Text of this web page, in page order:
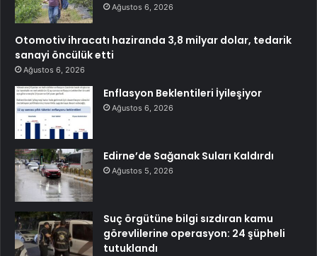
Ağustos 6, 2026
Otomotiv ihracatı haziranda 3,8 milyar dolar, tedarik
sanayi öncülük etti
Ağustos 6, 2026
Enflasyon Beklentileri İyileşiyor
Ağustos 6, 2026
Edirne’de Sağanak Suları Kaldırdı
Ağustos 5, 2026
Suç örgütüne bilgi sızdıran kamu
görevlilerine operasyon: 24 şüpheli
tutuklandı